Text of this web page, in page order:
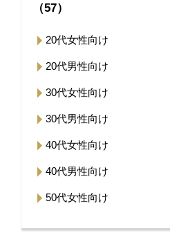
（57）
20代女性向け
20代男性向け
30代女性向け
30代男性向け
40代女性向け
40代男性向け
50代女性向け